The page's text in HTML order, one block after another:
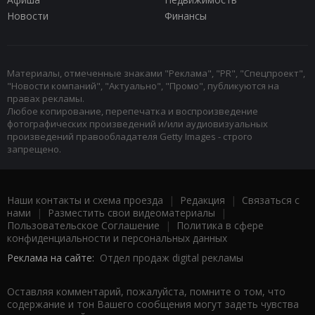
Новости
Финансы
Материалы, отмеченные знаками "Реклама", "PR", "Спецпроект",
"Новости компаний", "Актуально", "Промо", публикуются на
правах рекламы.
Любое копирование, перепечатка и воспроизведение
фотографических произведений и/или аудиовизуальных
произведений правообладателя Getty Images - строго
запрещено.
Наши контакты и схема проезда | Редакция | Связаться с
нами | Разместить свои видеоматериалы |
Пользовательское Соглашение |
Политика в сфере
конфиденциальности и персональных данных
Реклама на сайте: Отдел продаж digital рекламы
Оставляя комментарий, пожалуйста, помните о том, что
содержание и тон Вашего сообщения могут задеть чувства